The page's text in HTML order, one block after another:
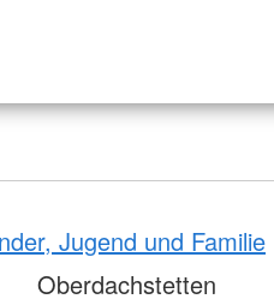
Jugend und Familie
Oberdachstetten